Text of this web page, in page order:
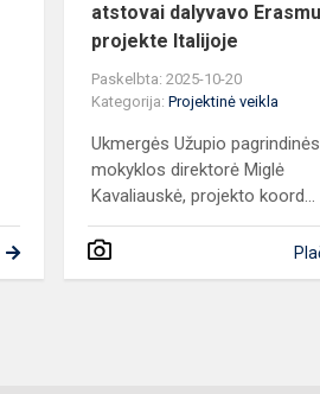
atstovai dalyvavo
projekte Italijoje
Paskelbta: 2025-10-20
Kategorija:Projektinė veikla
Ukmergės Užupio pagrindinės
mokyklos direktorė Miglė
Kavaliauskė, projekto koord...